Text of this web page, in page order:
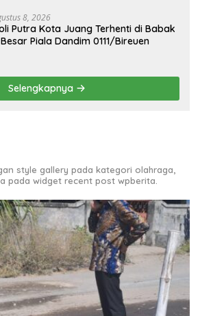
8, 2026
Putra Kota Juang Terhenti di Babak
Piala Dandim 0111/Bireuen
Selengkapnya
style gallery pada kategori olahraga,
pada widget recent post wpberita.